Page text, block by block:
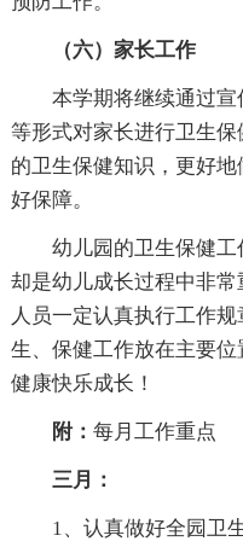
（六）家长工作
本学期将继续通过
等形式对家长进行卫生
的卫生保健知识，更好
好保障。
幼儿园的卫生保健
却是幼儿成长过程中非
人员一定认真执行工作
生、保健工作放在主要
健康快乐成长！
附： 每月工作重点
三月：
1、认真做好全园卫